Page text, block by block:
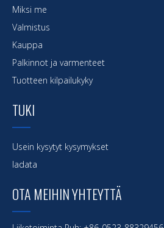
Miksi me
Valmistus
Kauppa
Palkinnot ja varmenteet
Tuotteen kilpailukyky
TUKI
Usein kysytyt kysymykset
ladata
OTA MEIHIN YHTEYTTÄ